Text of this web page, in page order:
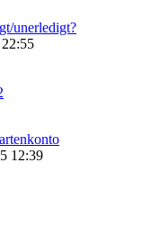
unerledigt?
12:39